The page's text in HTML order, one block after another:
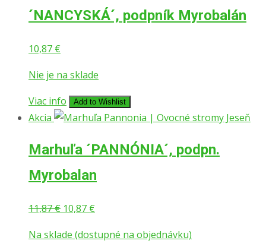
´NANCYSKÁ´, podpník Myrobalán
10,87 €
Nie je na sklade
Viac info
Add to Wishlist
Akcia
Marhuľa ´PANNÓNIA´, podpn.
Myrobalan
11,87€ 10,87 €
Na sklade (dostupné na objednávku)